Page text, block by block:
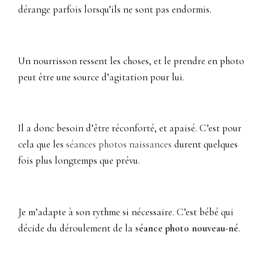
dérange parfois lorsqu’ils ne sont pas endormis.
Un nourrisson ressent les choses, et le prendre en photo
peut être une source d’agitation pour lui.
Il a donc besoin d’être réconforté, et apaisé. C’est pour
cela que les séances photos naissances durent quelques
fois plus longtemps que prévu.
Je m’adapte à son rythme si nécessaire. C’est bébé qui
décide du déroulement de la séance photo nouveau-né.